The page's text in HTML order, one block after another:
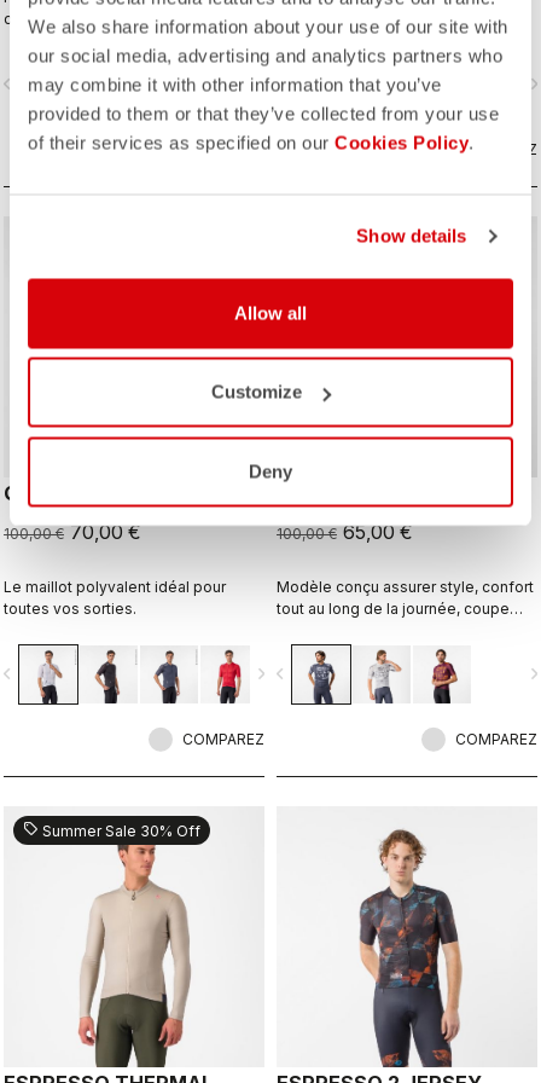
We also share information about your use of our site with
our social media, advertising and analytics partners who
may combine it with other information that you’ve
provided to them or that they’ve collected from your use
of their services as specified on our Cookies Policy.
Show details
Allow all
Customize
Deny
desquelles vous recherchez une
navigate_next
COMPAREZ
épuré et ses excellentes
performances. Son tissu micro-
piqué à teinture croisée ou cross-
dyed apporte confort et
sophistication à un maillot que vous
aurez plaisir de porter tout au long
de la journée.
navigate_before
COMPAREZ
QUADRO JERSEY
100,00 € 70,00 €
Le maillot polyvalent idéal pour
toutes vos sorties.
navigate_next
COMPAREZ
Summer Sale 35% Off
100,00 € 65,00 €
Modèle conçu assurer style, confort
tout au long de la journée, coupe
d’exception.
navigate_before
COMPAREZ
sell Summer Sale 30% Off